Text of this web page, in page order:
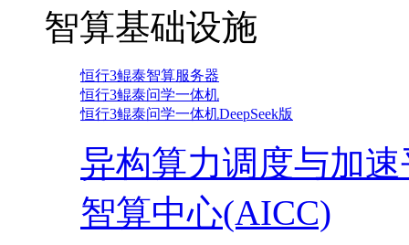
智算基础设施
恒行3鲲泰智算服务器
恒行3鲲泰问学一体机
恒行3鲲泰问学一体机DeepSeek版
异构算力调度与加
智算中心(AICC)